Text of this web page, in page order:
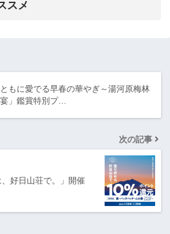
スメ
もに愛でる早春の華やぎ～湯河原梅林
宴」鑑賞特別プ…
次の記事
好日山荘で。」開催